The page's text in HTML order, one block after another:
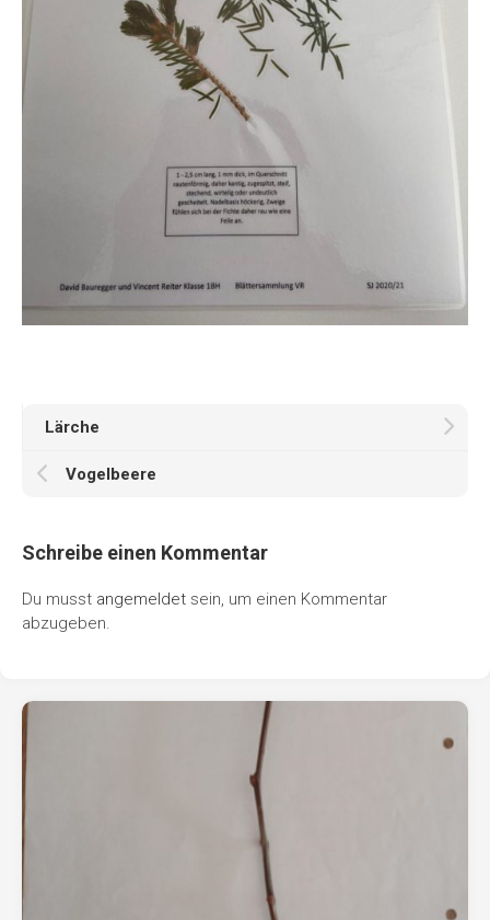
Lärche
Vogelbeere
Schreibe einen Kommentar
Du musst angemeldet sein, um einen Kommentar
abzugeben.